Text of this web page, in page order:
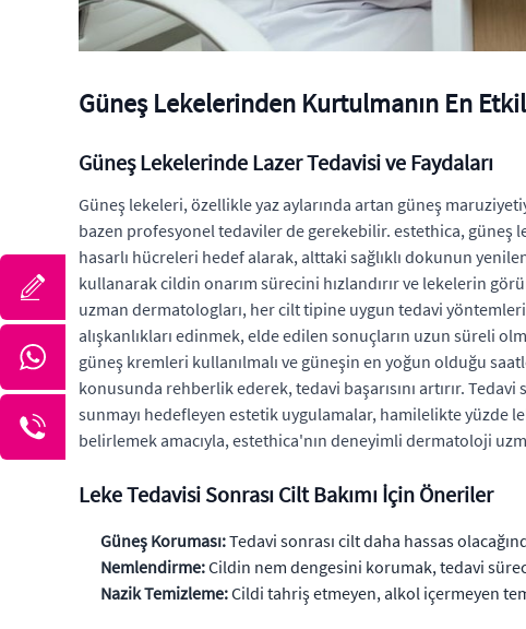
Güneş Lekelerinden Kurtulmanın En
Güneş Lekelerinde Lazer Tedavisi ve Faydaları
Güneş lekeleri, özellikle yaz aylarında artan güneş
bazen profesyonel tedaviler de gerekebilir. estethica, güneş
hasarlı hücreleri hedef alarak, alttaki sağlıklı dokunun
kullanarak cildin onarım sürecini hızlandırır ve lekelerin
uzman dermatologları, her cilt tipine uygun tedavi
alışkanlıkları edinmek, elde edilen sonuçların uzun süreli
güneş kremleri kullanılmalı ve güneşin en yoğun olduğu
konusunda rehberlik ederek, tedavi başarısını artırır.
sunmayı hedefleyen estetik uygulamalar, hamilelikte
belirlemek amacıyla, estethica'nın deneyimli dermatoloji
Leke Tedavisi Sonrası Cilt Bakımı İçin Öneriler
Güneş Koruması:Tedavi sonrası cilt daha hassas
Nemlendirme:Cildin nem dengesini korumak, tedavi
Nazik Temizleme:Cildi tahriş etmeyen, alkol içermeyen